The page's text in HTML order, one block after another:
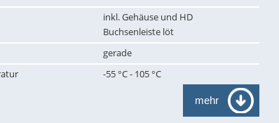
inkl. Gehäuse und HD
Buchsenleiste löt
gerade
-55 °C - 105 °C
mehr